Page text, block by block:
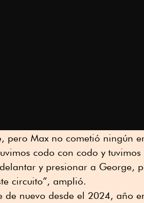
pero Max no cometió ningún
codo con codo y
y presionar a George,
circuito”, amplió.
de nuevo desde el 2024, año